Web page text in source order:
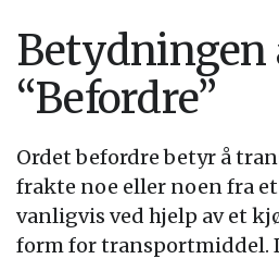
Betydningen
“Befordre”
Ordet befordre betyr å
frakte noe eller noen fra
vanligvis ved hjelp av et
form for transportmiddel.